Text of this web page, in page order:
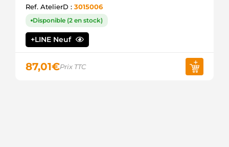
Ref. AtelierD : 3015006
Disponible (2 en stock)
+LINE Neuf
87,01€Prix TTC